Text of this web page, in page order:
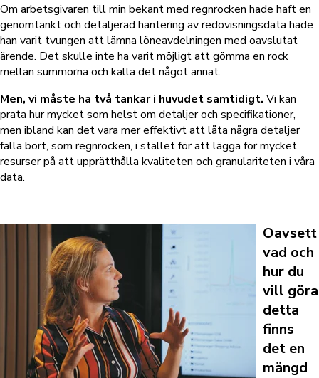
Om arbetsgivaren till min bekant med regnrocken hade haft en
genomtänkt och detaljerad hantering av redovisningsdata hade
han varit tvungen att lämna löneavdelningen med oavslutat
ärende. Det skulle inte ha varit möjligt att gömma en rock
mellan summorna och kalla det något annat.
Men, vi måste ha två tankar i huvudet samtidigt. Vi kan
prata hur mycket som helst om detaljer och specifikationer,
men ibland kan det vara mer effektivt att låta några detaljer
falla bort, som regnrocken, i stället för att lägga för mycket
resurser på att upprätthålla kvaliteten och granulariteten i våra
data.
Oavsett
vad och
hur du
vill göra
detta
finns
det en
mängd